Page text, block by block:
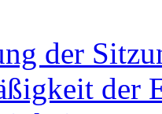
der
der